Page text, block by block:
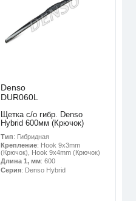
Denso
DUR060L
Щетка с/о гибр. Denso
Hybrid 600мм (Крючок)
Тип: Гибридная
Крепление: Hook 9x3mm
(Крючок), Hook 9x4mm (Крючок)
Длина 1, мм: 600
Серия: Denso Hybrid